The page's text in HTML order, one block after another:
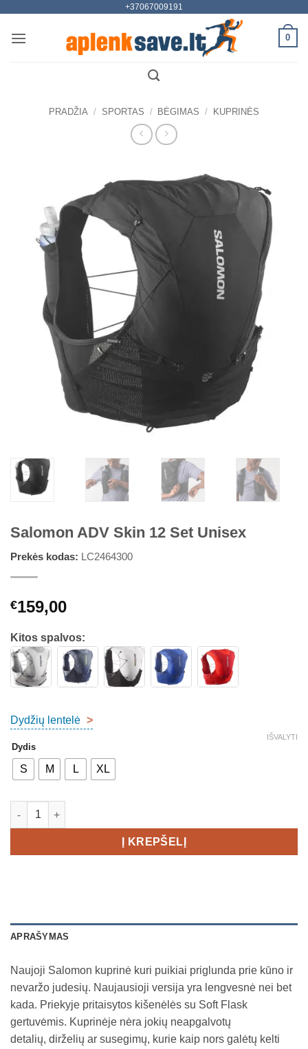
content
+37067009191
0
PRADŽIA / SPORTAS / BĖGIMAS / KUPRINĖS
Salomon ADV Skin 12 Set Unisex
Prekės kodas: LC2464300
€159,00
Kitos spalvos:
Dydžių lentelė >
Dydis
S M L XL
IŠVALYTI
produkto kiekis: Salomon ADV Skin 12 Set Unisex
Į KREPŠELĮ
APRAŠYMAS
Naujoji Salomon kuprinė kuri puikiai priglunda prie kūno ir
nevaržo judesių. Naujausioji versija yra lengvesnė nei bet
kada. Priekyje pritaisytos kišenėlės su Soft Flask
gertuvėmis. Kuprinėje nėra jokių neapgalvotų
detalių, dirželių ar susegimų, kurie kaip nors galėtų kelti